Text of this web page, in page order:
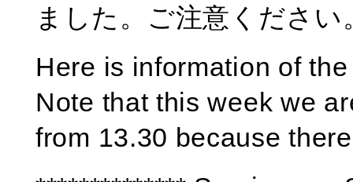
ました。ご注意ください
Here is information of
Note that this week we
from 13.30 because